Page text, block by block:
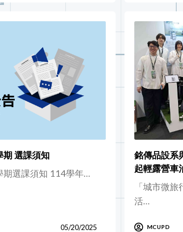
選課須知
期選課須知 114學年…
05/20/2025
銘傳品設系
起輕露營車
「城市微
活…
MCUPD